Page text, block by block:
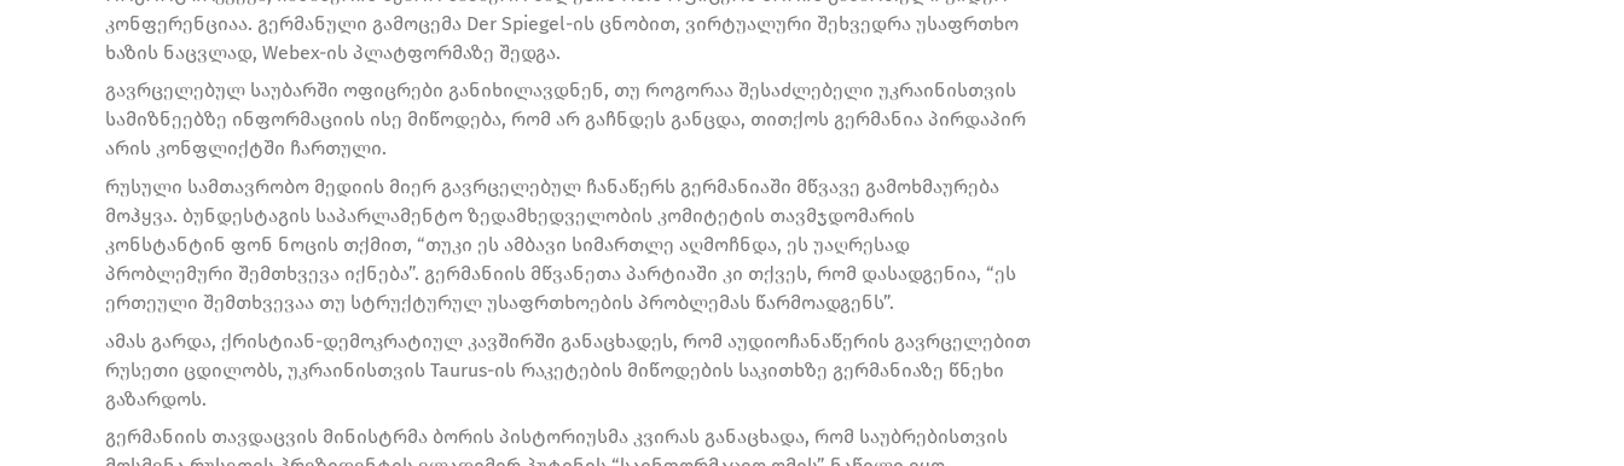
კონფერენციაა. გერმანული გამოცემა Der Spiegel-ის ცნობით, ვირტუალური შეხვედრა უსაფრთხო
ხაზის ნაცვლად, Webex-ის პლატფორმაზე შედგა.
გავრცელებულ საუბარში ოფიცრები განიხილავდნენ, თუ როგორაა შესაძლებელი უკრაინისთვის
სამიზნეებზე ინფორმაციის ისე მიწოდება, რომ არ გაჩნდეს განცდა, თითქოს გერმანია პირდაპირ
არის კონფლიქტში ჩართული.
რუსული სამთავრობო მედიის მიერ გავრცელებულ ჩანაწერს გერმანიაში მწვავე გამოხმაურება
მოჰყვა. ბუნდესტაგის საპარლამენტო ზედამხედველობის კომიტეტის თავმჯდომარის
კონსტანტინ ფონ ნოცის თქმით, “თუკი ეს ამბავი სიმართლე აღმოჩნდა, ეს უაღრესად
პრობლემური შემთხვევა იქნება”. გერმანიის მწვანეთა პარტიაში კი თქვეს, რომ დასადგენია, “ეს
ერთეული შემთხვევაა თუ სტრუქტურულ უსაფრთხოების პრობლემას წარმოადგენს”.
ამას გარდა, ქრისტიან-დემოკრატიულ კავშირში განაცხადეს, რომ აუდიოჩანაწერის გავრცელებით
რუსეთი ცდილობს, უკრაინისთვის Taurus-ის რაკეტების მიწოდების საკითხზე გერმანიაზე წნეხი
გაზარდოს.
გერმანიის თავდაცვის მინისტრმა ბორის პისტორიუსმა კვირას განაცხადა, რომ საუბრებისთვის